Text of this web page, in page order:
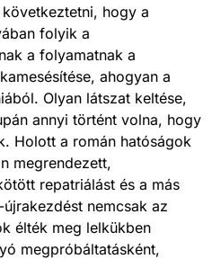
hogy a
folyik a
a folyamatnak a
ahogyan a
Olyan látszat keltése,
annyi történt volna, hogy
Holott a román hatóságok
megrendezett,
repatriálást és a más
nemcsak az
élték meg lelkükben
megpróbáltatásként,